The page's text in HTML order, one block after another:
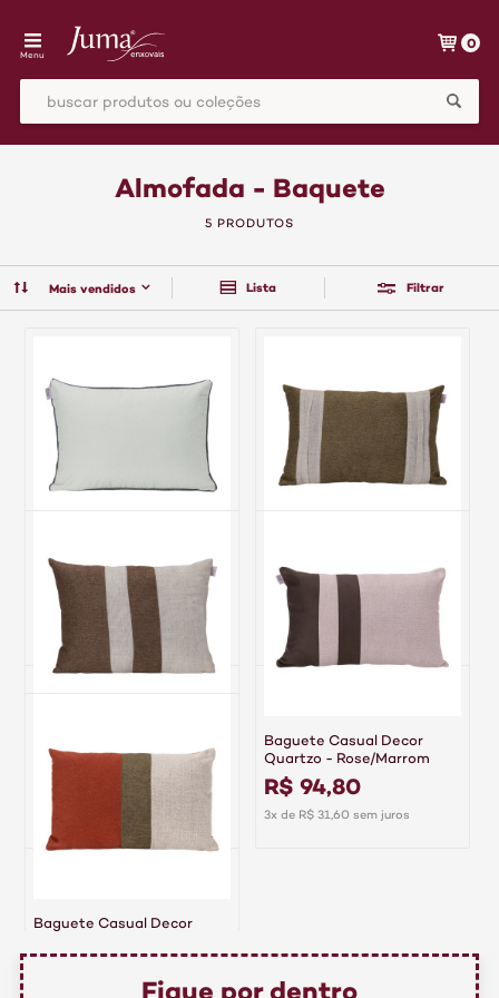
Menu
0
Almofada - Baquete
Mais vendidos Lista Filtrar
5 PRODUTOS
Baguete Casual Decor Onix
- Cinza/Chumbo
R$ 103,30
4x de R$ 25,83 sem juros
Ambar - Caqui
R$ 96,40
3x de R$ 32,13 sem juros
Linho - Natural/Caqui
R$ 93,60
3x de R$ 31,20 sem juros
Baguete Casual Decor
Quartzo - Rose/Marrom
R$ 94,80
3x de R$ 31,60 sem juros
Baguete Casual Decor
Fique por dentro